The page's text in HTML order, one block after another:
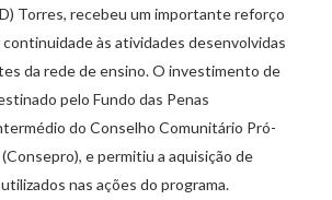
Torres, recebeu um importante reforço
às atividades desenvolvidas
da rede de ensino. O investimento de
pelo Fundo das Penas
do Conselho Comunitário Pró-
e permitiu a aquisição de
nas ações do programa.